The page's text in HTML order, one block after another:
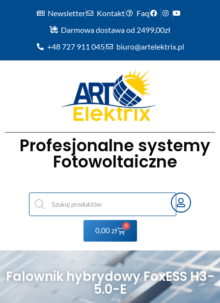
Newsletter Kontakt
Faq
Darmowa dostawa od 2499,00zł
+48 727 911 045
biuro@artelektrix.pl
Profesjonalne systemy
Fotowoltaiczne
0,00zł
0
Falownik hybrydowy FoxESS H3-
5.0-E